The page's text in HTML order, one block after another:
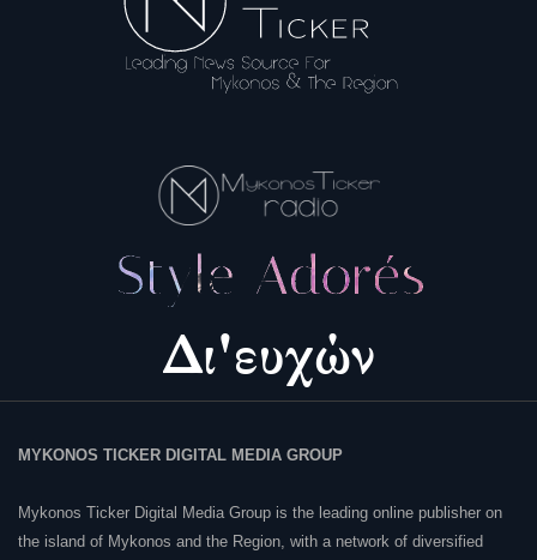
MYKONOS TICKER DIGITAL MEDIA GROUP
Mykonos Ticker Digital Media Group is the leading online publisher on
the island of Mykonos and the Region, with a network of diversified